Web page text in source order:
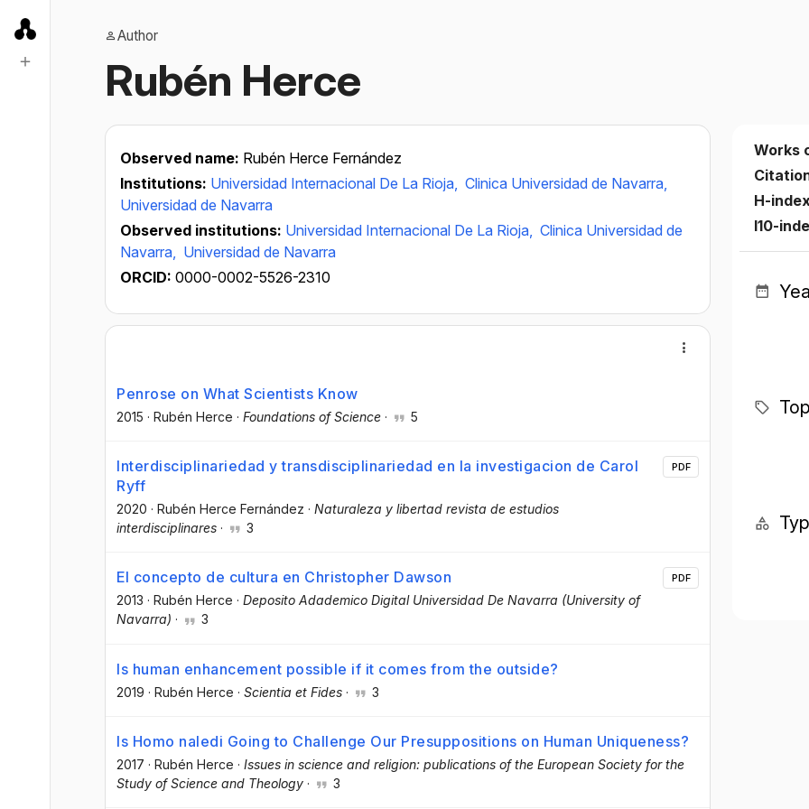
Author
Rubén Herce
Observed name: Rubén Herce Fernández
Institutions: Universidad Internacional De La Rioja, Clinica Universidad de Navarra,
Universidad de Navarra
Observed institutions: Universidad Internacional De La Rioja, Clinica Universidad de
Navarra, Universidad de Navarra
ORCID: 0000-0002-5526-2310
Penrose on What Scientists Know
2015 · Rubén Herce · Foundations of Science · 5
Interdisciplinariedad y transdisciplinariedad en la investigacion de Carol
Ryff
2020 · Rubén Herce Fernández · Naturaleza y libertad revista de estudios
interdisciplinares · 3
PDF
El concepto de cultura en Christopher Dawson
2013 · Rubén Herce · Deposito Adademico Digital Universidad De Navarra (University of
Navarra) · 3
PDF
Is human enhancement possible if it comes from the outside?
2019 · Rubén Herce · Scientia et Fides · 3
Is Homo naledi Going to Challenge Our Presuppositions on Human Uniqueness?
2017 · Rubén Herce · Issues in science and religion: publications of the European Society for the
Study of Science and Theology · 3
Works
H-
I10-